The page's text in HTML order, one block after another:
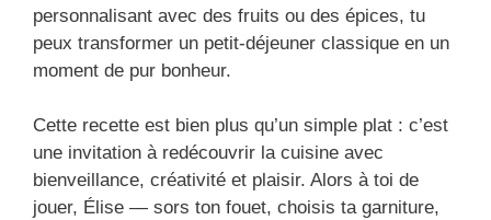
personnalisant avec des fruits ou des épices, tu
peux transformer un petit-déjeuner classique en un
moment de pur bonheur.
Cette recette est bien plus qu’un simple plat : c’est
une invitation à redécouvrir la cuisine avec
bienveillance, créativité et plaisir. Alors à toi de
jouer, Élise — sors ton fouet, choisis ta garniture,